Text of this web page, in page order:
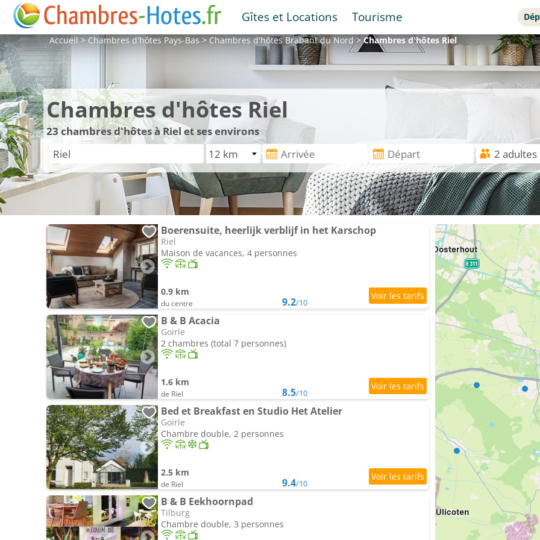
Gîtes et Locations Tourisme
Accueil>Chambres d'hôtesPays-Bas>Chambres d'hôtesBrabant du Nord>Chambres d'hôtesRiel
Chambres d'hôtes Riel
23chambres d'hôtes à Riel et ses environs
Boerensuite, heerlijk verblijf in het Karschop
Riel
Maison de vacances, 4 personnes
0.9 km
du centre 9.2/10
B & B Acacia
Goirle
2 chambres (total 7 personnes)
1.6 km
de Riel 8.5/10
Bed et Breakfast en Studio Het Atelier
Goirle
Chambre double, 2 personnes
2.5 km
de Riel 9.4/10
B & B Eekhoornpad
Tilburg
Chambre double, 3 personnes